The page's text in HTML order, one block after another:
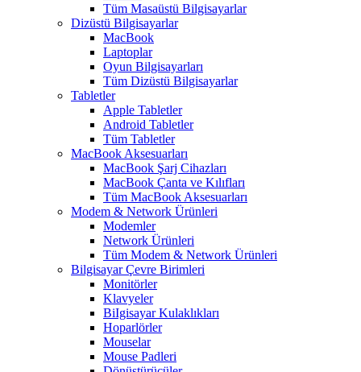
Tüm Masaüstü Bilgisayarlar
Dizüstü Bilgisayarlar
MacBook
Laptoplar
Oyun Bilgisayarları
Tüm Dizüstü Bilgisayarlar
Tabletler
Apple Tabletler
Android Tabletler
Tüm Tabletler
MacBook Aksesuarları
MacBook Şarj Cihazları
MacBook Çanta ve Kılıfları
Tüm MacBook Aksesuarları
Modem & Network Ürünleri
Modemler
Network Ürünleri
Tüm Modem & Network Ürünleri
Bilgisayar Çevre Birimleri
Monitörler
Klavyeler
BiIgisayar Kulaklıkları
Hoparlörler
Mouselar
Mouse Padleri